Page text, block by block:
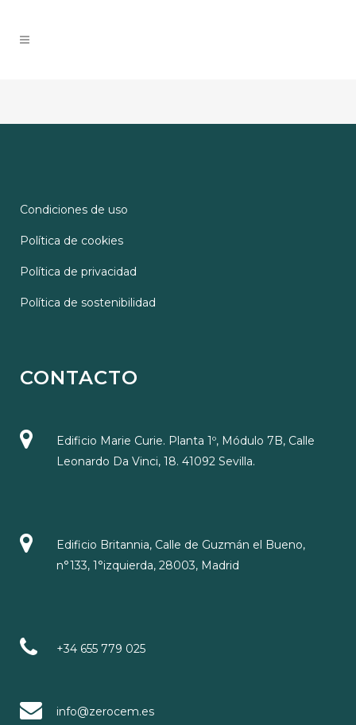
Condiciones de uso
Política de cookies
Política de privacidad
Política de sostenibilidad
CONTACTO
Edificio Marie Curie. Planta 1º, Módulo 7B, Calle
Leonardo Da Vinci, 18. 41092 Sevilla.
Edificio Britannia, Calle de Guzmán el Bueno,
n°133, 1°izquierda, 28003, Madrid
+34 655 779 025
info@zerocem.es